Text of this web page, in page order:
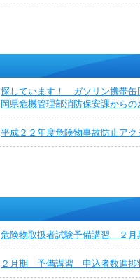
探しています！ ガソリン携帯缶
岡県危機管理部消防保安課から
平成２２年度危険物事故防止ア
危険物取扱者試験予備講習 ２
２月期 予備講習 申込者数進捗